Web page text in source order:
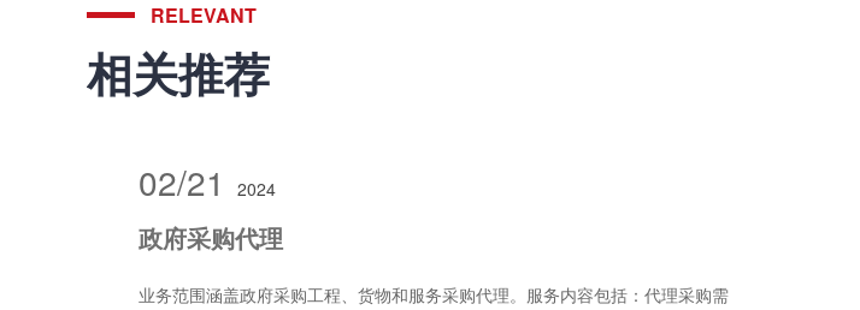
RELEVANT
相关推荐
02/21 2024
政府采购代理
业务范围涵盖政府采购工程、货物和服务采购代理。服务内容包括：代理采购需